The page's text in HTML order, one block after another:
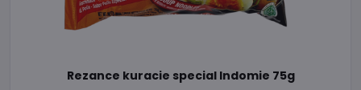
Rezance kuracie special Indomie 75g